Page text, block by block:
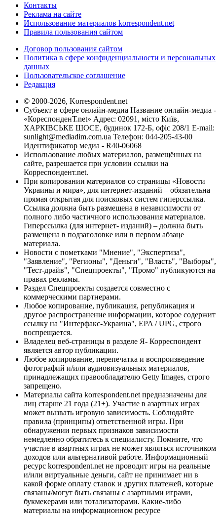
Контакты
Реклама на сайте
Использование материалов korrespondent.net
Правила пользования сайтом
Договор пользования сайтом
Политика в сфере конфиденциальности и персональных
данных
Пользовательское соглашение
Редакция
© 2000-2026, Korrespondent.net
Субъект в сфере онлайн-медиа Название онлайн-медиа -
«КореспонденТ.net» Адрес: 02091, місто Київ,
ХАРКІВСЬКЕ ШОСЕ, будинок 172-Б, офіс 208/1 E-mail:
sunlight@mediadim.com.ua Телефон: 044-205-43-00
Идентификатор медиа - R40-06068
Использование любых материалов, размещённых на
сайте, разрешается при условии ссылки на
Корреспондент.net.
При копировании материалов со страницы «Новости
Украины и мира», для интернет-изданий – обязательна
прямая открытая для поисковых систем гиперссылка.
Ссылка должна быть размещена в независимости от
полного либо частичного использования материалов.
Гиперссылка (для интернет- изданий) – должна быть
размещена в подзаголовке или в первом абзаце
материала.
Новости с пометками "Мнение", "Экспертиза",
"Заявление", "Регионы", "Деньги", "Власть", "Выборы",
"Тест-драйв", "Спецпроекты", "Промо" публикуются на
правах рекламы.
Раздел Спецпроекты создается совместно с
коммерческими партнерами.
Любое копирование, публикация, републикация и
другое распространение информации, которое содержит
ссылку на "Интерфакс-Украина", EPA / UPG, строго
воспрещается.
Владелец веб-страницы в разделе Я- Корреспондент
является автор публикации.
Любое копирование, перепечатка и воспроизведение
фотографий и/или аудиовизуальных материалов,
принадлежащих правообладателю Getty Images, строго
запрещено.
Материалы сайта korrespondent.net предназначены для
лиц старше 21 года (21+). Участие в азартных играх
может вызвать игровую зависимость. Соблюдайте
правила (принципы) ответственной игры. При
обнаружении первых признаков зависимости
немедленно обратитесь к специалисту. Помните, что
участие в азартных играх не может являться источником
доходов или альтернативой работе. Информационный
ресурс korrespondent.net не проводит игры на реальные
и/или виртуальные деньги, сайт не принимает ни в
какой форме оплату ставок и других платежей, которые
связаны/могут быть связаны с азартными играми,
букмекерами или тотализаторами. Какие-либо
материалы на информационном ресурсе